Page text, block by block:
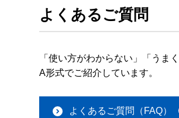
よくあるご質問
「使い方がわからない」「うま
A形式でご紹介しています。
よくあるご質問（FAQ）